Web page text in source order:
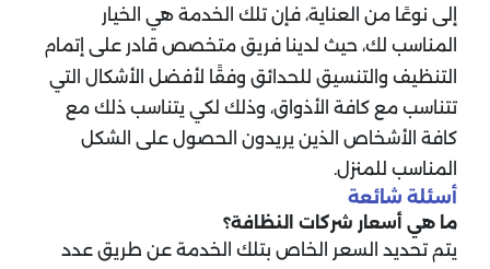
إلى نوعًا من العناية، فإن تلك الخدمة هي الخيار
المناسب لك، حيث لدينا فريق متخصص قادر على إتمام
التنظيف والتنسيق للحدائق وفقًا لأفضل الأشكال التي
تتناسب مع كافة الأذواق، وذلك لكي يتناسب ذلك مع
كافة الأشخاص الذين يريدون الحصول على الشكل
المناسب للمنزل.
أسئلة شائعة
ما هي أسعار شركات النظافة؟
يتم تحديد السعر الخاص بتلك الخدمة عن طريق عدد